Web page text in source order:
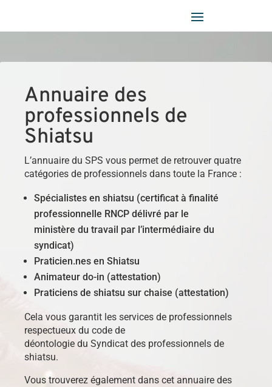
Annuaire des
professionnels de
Shiatsu
L’annuaire du SPS vous permet de retrouver quatre
catégories de professionnels dans toute la France :
Spécialistes en shiatsu (certificat à finalité
professionnelle RNCP délivré par le
ministère du travail par l’intermédiaire du
syndicat)
Praticien.nes en Shiatsu
Animateur do-in (attestation)
Praticiens de shiatsu sur chaise (attestation)
Cela vous garantit les services de professionnels
respectueux du code de
déontologie du Syndicat des professionnels de
shiatsu.
Vous trouverez également dans cet annuaire des